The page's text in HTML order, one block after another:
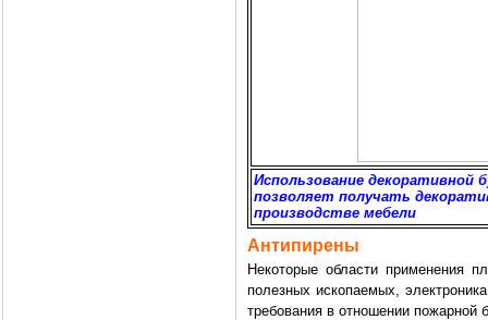
Использование декоративной
позволяет получать
производстве мебели
Антипирены
Некоторые области применения
полезных ископаемых,
требования в отношении пожарной